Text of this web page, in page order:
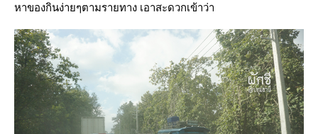
หาของกินง่ายๆตามรายทาง เอาสะดวกเข้าว่า